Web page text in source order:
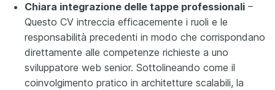
Chiara integrazione delle tappe professionali –
Questo CV intreccia efficacemente i ruoli e le
responsabilità precedenti in modo che corrispondano
direttamente alle competenze richieste a uno
sviluppatore web senior. Sottolineando come il
coinvolgimento pratico in architetture scalabili, la